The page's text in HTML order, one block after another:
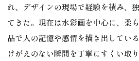
れ、デザインの現場で経験を積み、
てきた。現在は水彩画を中心に、柔
品で人の記憶や感情を描き出してい
けがえのない瞬間を丁寧にすくい取